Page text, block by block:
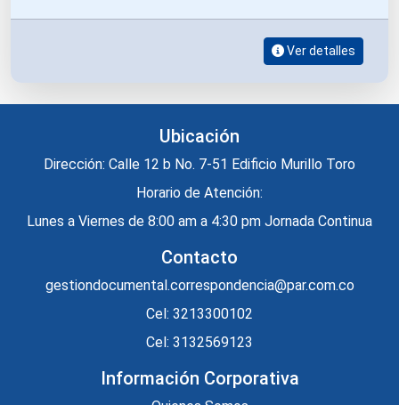
TELECOM Y TELEASOCIADAS EN LIQUIDACION PAR.
Ver detalles
Ubicación
Dirección: Calle 12 b No. 7-51 Edificio Murillo Toro
Horario de Atención:
Lunes a Viernes de 8:00 am a 4:30 pm Jornada Continua
Contacto
gestiondocumental.correspondencia@par.com.co
Cel: 3213300102
Cel: 3132569123
Información Corporativa